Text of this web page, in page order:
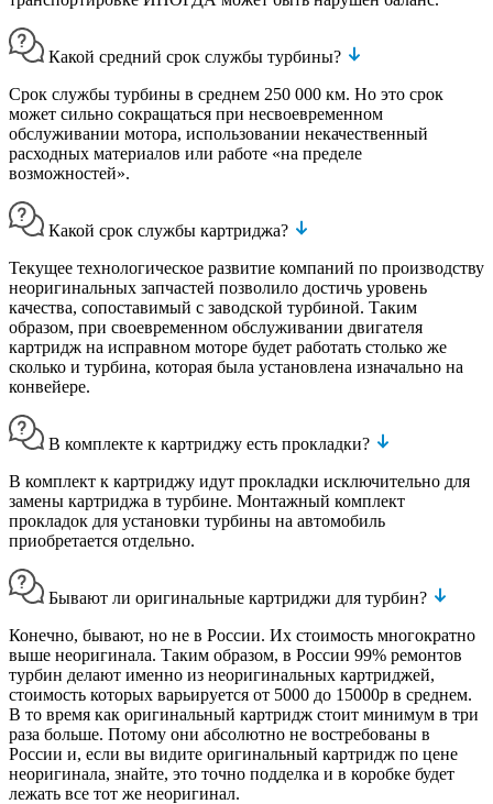
Какой средний срок службы турбины?
Срок службы турбины в среднем 250 000 км. Но это срок
может сильно сокращаться при несвоевременном
обслуживании мотора, использовании некачественный
расходных материалов или работе «на пределе
возможностей».
Какой срок службы картриджа?
Текущее технологическое развитие компаний по производству
неоригинальных запчастей позволило достичь уровень
качества, сопоставимый с заводской турбиной. Таким
образом, при своевременном обслуживании двигателя
картридж на исправном моторе будет работать столько же
сколько и турбина, которая была установлена изначально на
конвейере.
В комплекте к картриджу есть прокладки?
В комплект к картриджу идут прокладки исключительно для
замены картриджа в турбине. Монтажный комплект
прокладок для установки турбины на автомобиль
приобретается отдельно.
Бывают ли оригинальные картриджи для турбин?
Конечно, бывают, но не в России. Их стоимость многократно
выше неоригинала. Таким образом, в России 99% ремонтов
турбин делают именно из неоригинальных картриджей,
стоимость которых варьируется от 5000 до 15000р в среднем.
В то время как оригинальный картридж стоит минимум в три
раза больше. Потому они абсолютно не востребованы в
России и, если вы видите оригинальный картридж по цене
неоригинала, знайте, это точно подделка и в коробке будет
лежать все тот же неоригинал.